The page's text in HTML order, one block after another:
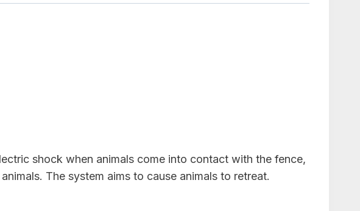
shock when animals come into contact with the fence,
The system aims to cause animals to retreat.